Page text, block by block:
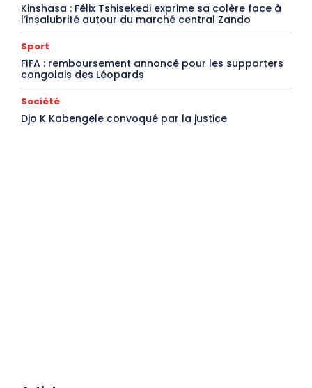
Kinshasa : Félix Tshisekedi exprime sa colère face à
l’insalubrité autour du marché central Zando
Sport
FIFA : remboursement annoncé pour les supporters
congolais des Léopards
Société
Djo K Kabengele convoqué par la justice